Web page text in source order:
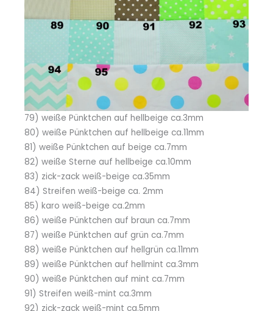
79) weiße Pünktchen auf hellbeige ca.3mm
80) weiße Pünktchen auf hellbeige ca.11mm
81) weiße Pünktchen auf beige ca.7mm
82) weiße Sterne auf hellbeige ca.10mm
83) zick-zack weiß-beige ca.35mm
84) Streifen weiß-beige ca. 2mm
85) karo weiß-beige ca.2mm
86) weiße Pünktchen auf braun ca.7mm
87) weiße Pünktchen auf grün ca.7mm
88) weiße Pünktchen auf hellgrün ca.11mm
89) weiße Pünktchen auf hellmint ca.3mm
90) weiße Pünktchen auf mint ca.7mm
91) Streifen weiß-mint ca.3mm
92) zick-zack weiß-mint ca.5mm